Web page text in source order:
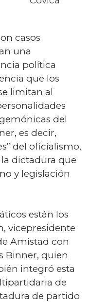
casos
una
política
que los
limitan al
del
es decir,
del oficialismo,
la dictadura que
y legislación
están los
vicepresidente
Amistad con
Binner, quien
integró esta
de
de partido